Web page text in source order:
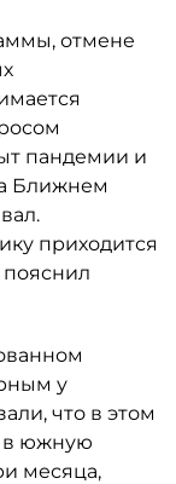
отмене
пандемии и
Ближнем
приходится
у
что в этом
в южную
месяца,